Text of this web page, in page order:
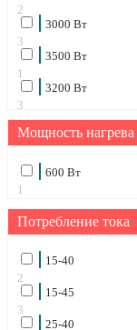
2
3000 Вт
3
3500 Вт
1
3200 Вт
3
Мощность нагрева
600 Вт
1
Потребление тока
15-40
2
15-45
3
25-40